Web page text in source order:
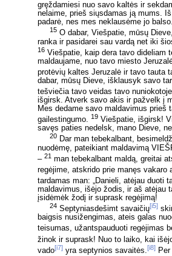
gręždamiesi nuo savo kaltės ir
nelaime, prieš siųsdamas ją mums.
padarė, nes mes neklausėme jo
15 O dabar, Viešpatie, mūsų
ranka ir pasidarei sau vardą net iki
16 Viešpatie, kaip dera tavo dideliam
maldaujame, nuo tavo miesto
protėvių kaltes Jeruzalė ir tavo tauta
dabar, mūsų Dieve, išklausyk savo
tešviečia tavo veidas tavo
išgirsk. Atverk savo akis ir pažvelk į
Mes dedame savo maldavimus prieš
gailestingumo. 19 Viešpatie, išgirsk!
savęs paties nedelsk, mano Dieve,
20 Dar man tebekalbant,
nuodėmę, pateikiant maldavimą
– 21 man tebekalbant maldą, greitai
regėjime, atskrido prie manęs vakaro
tardamas man: „Danieli, atėjau duoti
maldavimus, išėjo žodis, ir aš atėjau
įsidėmėk žodį ir suprask regėjimą!
24 Septyniasdešimt savaičių[i5]
baigsis nusižengimas, ateis galas
teisumas, užantspauduoti regėjimas
žinok ir suprask! Nuo to laiko, kai
vado[i7] yra septynios savaitės.[i8]